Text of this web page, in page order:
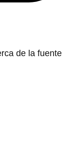
de la fuente